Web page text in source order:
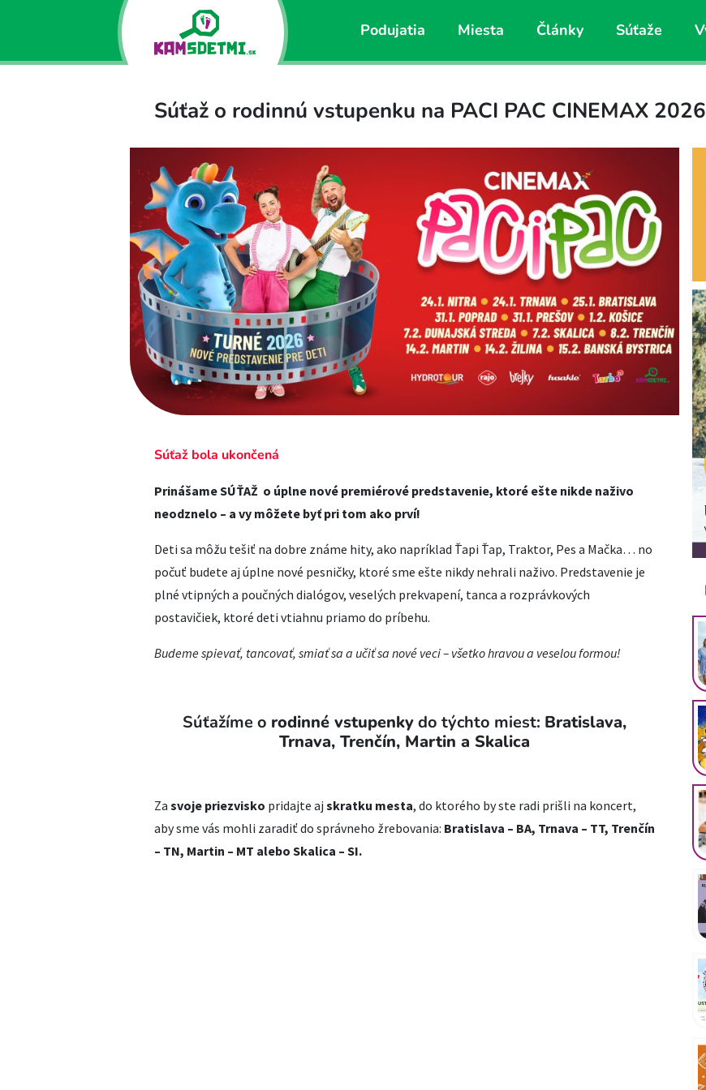
Podujatia Miesta Články Súťaže
Súťaž o rodinnú vstupenku na PACI PAC CINEMAX 2026
Súťaž bola ukončená
Prinášame SÚŤAŽ o úplne nové premiérové predstavenie, ktoré ešte nikde naživo
neodznelo – a vy môžete byť pri tom ako prví!
Deti sa môžu tešiť na dobre známe hity, ako napríklad Ťapi Ťap, Traktor, Pes a Mačka… no
počuť budete aj úplne nové pesničky, ktoré sme ešte nikdy nehrali naživo. Predstavenie je
plné vtipných a poučných dialógov, veselých prekvapení, tanca a rozprávkových
postavičiek, ktoré deti vtiahnu priamo do príbehu.
Budeme spievať, tancovať, smiať sa a učiť sa nové veci – všetko hravou a veselou formou!
Súťažíme o rodinné vstupenkydo týchto miest: Bratislava,
Trnava, Trenčín, Martin a Skalica
Za svoje priezvisko pridajte aj skratku mesta, do ktorého by ste radi prišli na koncert,
aby sme vás mohli zaradiť do správneho žrebovania: Bratislava – BA, Trnava – TT, Trenčín
– TN, Martin – MT alebo Skalica – SI.